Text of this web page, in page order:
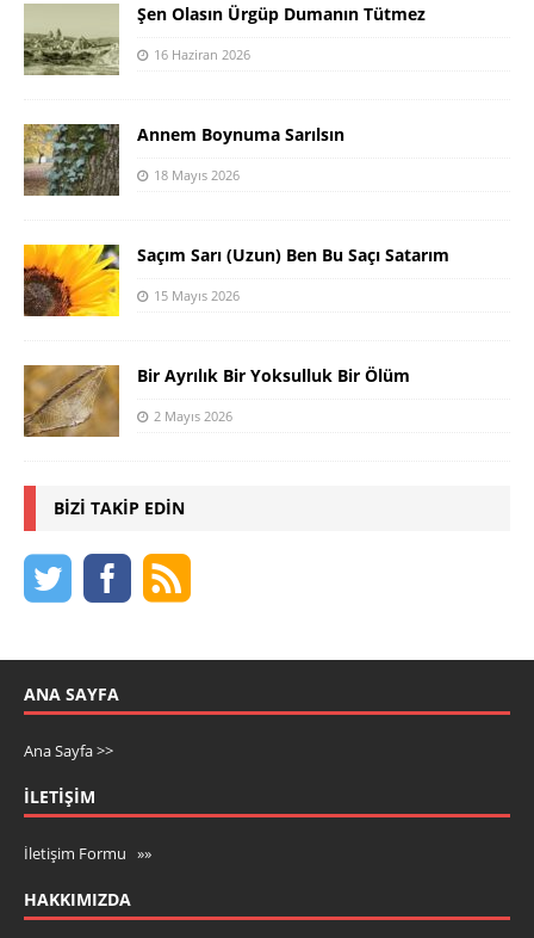
Şen Olasın Ürgüp Dumanın Tütmez
16 Haziran 2026
Annem Boynuma Sarılsın
18 Mayıs 2026
Saçım Sarı (Uzun) Ben Bu Saçı Satarım
15 Mayıs 2026
Bir Ayrılık Bir Yoksulluk Bir Ölüm
2 Mayıs 2026
BIZI TAKIP EDIN
ANA SAYFA
Ana Sayfa >>
İLETIŞIM
İletişim Formu »»
HAKKIMIZDA